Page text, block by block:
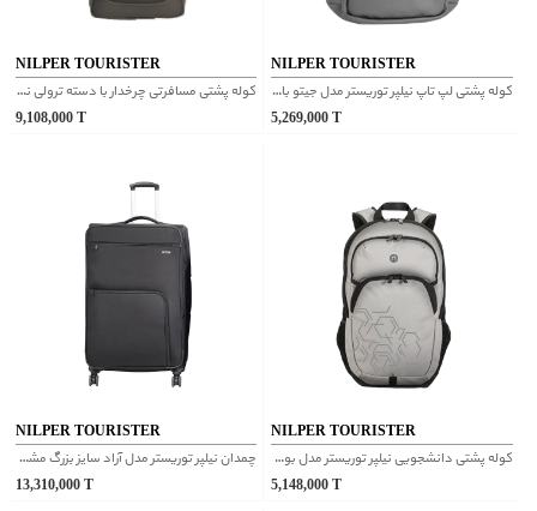
NILPER TOURISTER
کوله پشتی مسافرتی چرخدار با دسته ترولی نیلپر توریستر مدل مایان سبز زیتونی یک دست
9,108,000T
NILPER TOURISTER
کوله پشتی لپ تاپ نیلپر توریستر مدل جیتو با پارچه اسکینی طوسی
5,269,000 T
NILPER TOURISTER
چمدان نیلپر توریستر مدل آراد سایز بزرگ مشکی
13,310,000T
NILPER TOURISTER
کوله پشتی دانشجویی نیلپر توریستر مدل بوکان خاکستری روشن
5,148,000 T